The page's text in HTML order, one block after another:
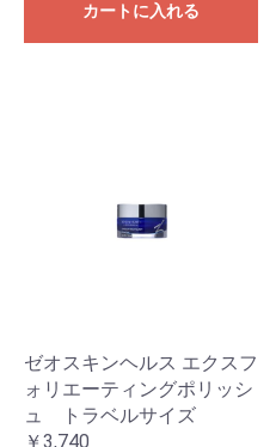
カートに入れる
ゼオスキンヘルス エクスフ
ォリエーティングポリッシ
ュ トラベルサイズ
￥3,740